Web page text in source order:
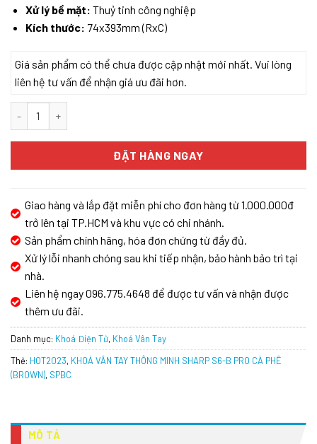
Xử lý bề mặt: Thuỷ tinh công nghiệp
Kích thước: 74x393mm (RxC)
Giá sản phẩm có thể chưa được cập nhật mới nhất. Vui lòng
liên hệ tư vấn để nhận giá ưu đãi hơn.
ĐẶT HÀNG NGAY
Giao hàng và lắp đặt miễn phí cho đơn hàng từ 1.000.000đ
trở lên tại TP.HCM và khu vực có chi nhánh.
Sản phẩm chính hãng, hóa đơn chứng từ đầy đủ.
Xử lý lỗi nhanh chóng sau khi tiếp nhận, bảo hành bảo trì tại
nhà.
Liên hệ ngay 096.775.4648 để được tư vấn và nhận được
thêm ưu đãi.
Danh mục: Khoá Điện Tử, Khoá Vân Tay
Thẻ: HOT2023, KHOÁ VÂN TAY THÔNG MINH SHARP S6-B PRO CÀ PHÊ
(BROWN), SPBC
MÔ TẢ